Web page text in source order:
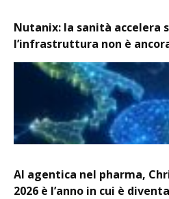
Nutanix: la sanità accelera
l’infrastruttura non è
AI agentica nel pharma,
2026 è l’anno in cui è